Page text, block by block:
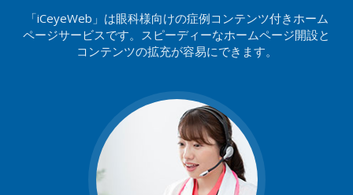
「iCeyeWeb」は眼科様向けの症例コンテンツ付きホーム
ページサービスです。スピーディーなホームページ開設と
コンテンツの拡充が容易にできます。